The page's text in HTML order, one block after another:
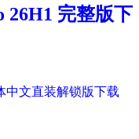
26H1 完整版下